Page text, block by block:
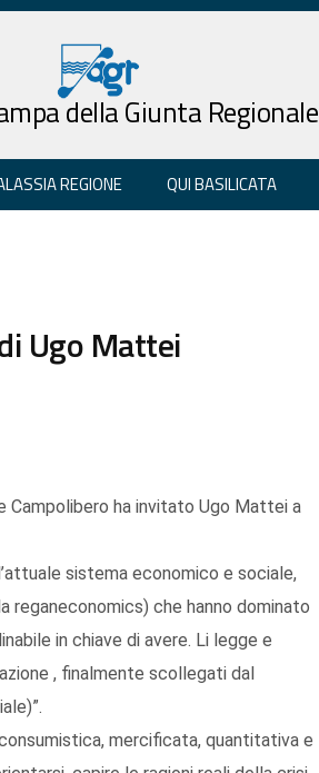
della Giunta Regionale
REGIONE QUI BASILICATA
Ugo Mattei
Campolibero ha invitato Ugo Mattei a
sistema economico e sociale,
reganeconomics) che hanno dominato
in chiave di avere. Li legge e
, finalmente scollegati dal
mercificata, quantitativa e